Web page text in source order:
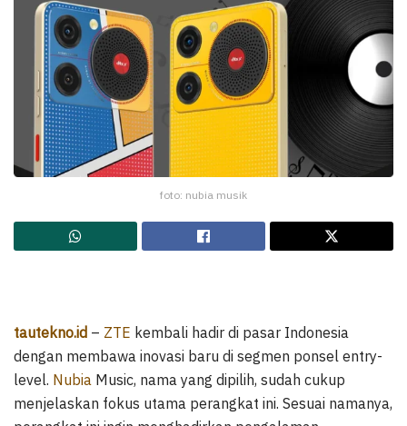
foto: nubia musik
tautekno.id – ZTE kembali hadir di pasar Indonesia
dengan membawa inovasi baru di segmen ponsel entry-
level. Nubia Music, nama yang dipilih, sudah cukup
menjelaskan fokus utama perangkat ini. Sesuai namanya,